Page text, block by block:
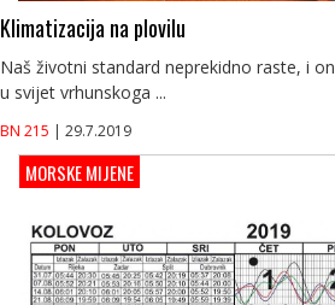
Klimatizacija na plovilu
Naš životni standard neprekidno raste, i
u svijet vrhunskoga ...
BN 215 | 29.7.2019
MORSKE MIJENE